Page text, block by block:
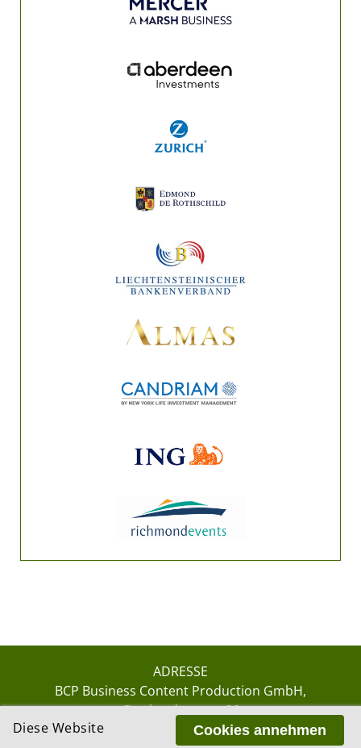
ADRESSE
BCP Business Content Production GmbH
Gotthardstrasse 38
8002 ZürichCookies annehmen
Diese Website